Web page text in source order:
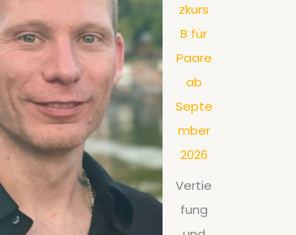
zkurs
B für
Paare
ab
Septe
mber
2026
Vertie
fung